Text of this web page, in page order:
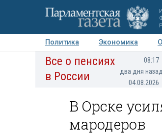
Политика Экономика
Авторы Персоны
Все о пенсиях
в России
08:17
два дня назад
04.08.2026
В Орске
мародеров